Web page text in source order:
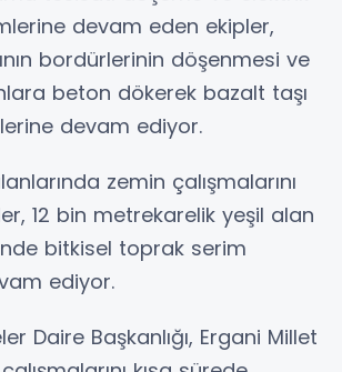
devam eden ekipler,
bordürlerinin döşenmesi ve
beton dökerek bazalt taşı
devam ediyor.
zemin çalışmalarını
12 bin metrekarelik yeşil alan
bitkisel toprak serim
ediyor.
Daire Başkanlığı, Ergani Millet